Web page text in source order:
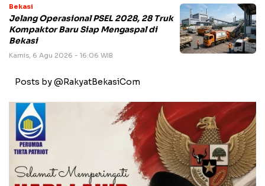
Bekasi
Jelang Operasional PSEL 2028, 28 Truk
Kompaktor Baru Siap Mengaspal di
Bekasi
Kamis, 6 Agu 2026 - 16:06 WIB
Posts by @RakyatBekasiCom